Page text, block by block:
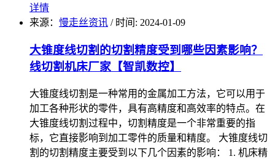
详情
来源： 慢走丝资讯 / 时间: 2024-01-09
大锥度线切割的切割精度受到哪些因素影响？
线切割机床厂家【智凯数控】
大锥度线切割是一种常用的金属加工方法，它可以用于
加工各种形状的零件，具有高精度和高效率的特点。在
大锥度线切割过程中，切割精度是一个非常重要的指
标，它直接影响到加工零件的质量和精度。 大锥度线切
割的切割精度主要受到以下几个因素的影响： 1. 机床精